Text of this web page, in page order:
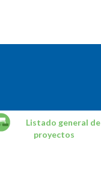
Listado general de
proyectos